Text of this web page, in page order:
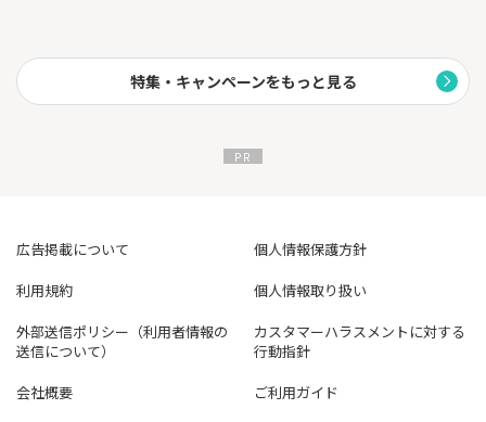
・メール配信システム
・販売管理システム
・eラーニング（法人向けオンライン研修サービス）
・人事評価システム
・コールセンターシステム
・従業員満足度調査（ES調査）ツール
・離職防止ツール
特集・キャンペーンをもっと見る
広告掲載について
個人情報保護方針
利用規約
個人情報取り扱い
外部送信ポリシー（利用者情報の
送信について）
カスタマーハラスメントに対する
行動指針
会社概要
ご利用ガイド